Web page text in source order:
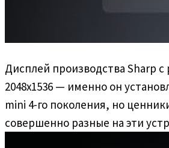
Дисплей производства Sharp
2048х1536 — именно он
mini 4-го поколения, но
совершенно разные на эти